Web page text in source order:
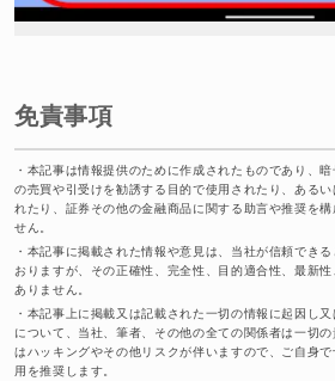
免責事項
・ 本記事は情報提供のために作成されたものであり、
の売買や引受けを勧誘する目的で使用されたり、ある
れたり、証券その他の金融商品に関する助言や推奨を
せん。
・ 本記事に掲載された情報や意見は、当社が信頼でき
おりますが、その正確性、完全性、目的適合性、最新
ありません。
・ 本記事上に掲載又は記載された一切の情報に起因し
について、当社、筆者、その他の全ての関係者は一切
はハッキングやその他リスクが伴いますので、ご自身
用を推奨します。